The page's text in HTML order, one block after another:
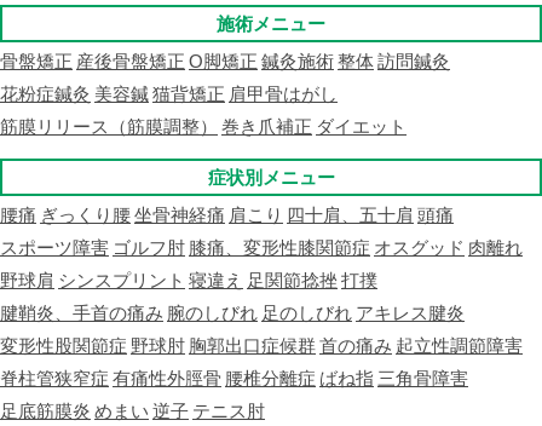
施術メニュー
骨盤矯正 産後骨盤矯正 O脚矯正 鍼灸施術整体訪問鍼灸
花粉症鍼灸 美容鍼猫背矯正 肩甲骨はがし
筋膜リリース（筋膜調整）
巻き爪補正 ダイエット
症状別メニュー
腰痛 ぎっくり腰坐骨神経痛 肩こり 四十肩、五十肩 頭痛
スポーツ障害 ゴルフ肘 膝痛、変形性膝関節症 オスグッド 肉離れ
野球肩 シンスプリント 寝違え 足関節捻挫打撲
腱鞘炎、手首の痛み 腕のしびれ 足のしびれ アキレス腱炎
変形性股関節症 野球肘 胸郭出口症候群首の痛み 起立性調節障害
脊柱管狭窄症 有痛性外脛骨 腰椎分離症 ばね指 三角骨障害
足底筋膜炎 めまい 逆子 テニス肘